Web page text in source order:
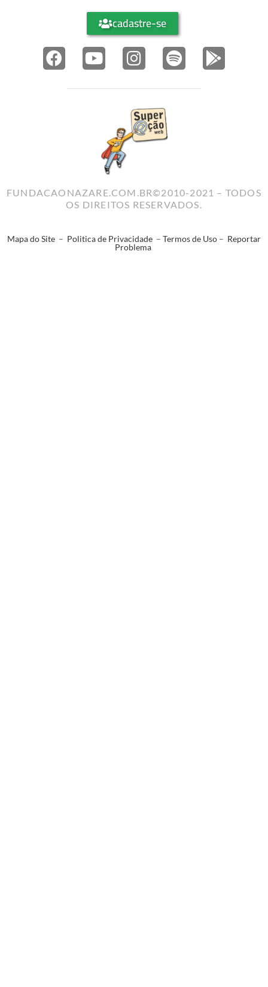
cadastre-se
FUNDACAONAZARE.COM.BR©2010-2021 – TODOS
OS DIREITOS RESERVADOS.
Mapa do Site – Politica de Privacidade – Termos de Uso – Reportar
Problema